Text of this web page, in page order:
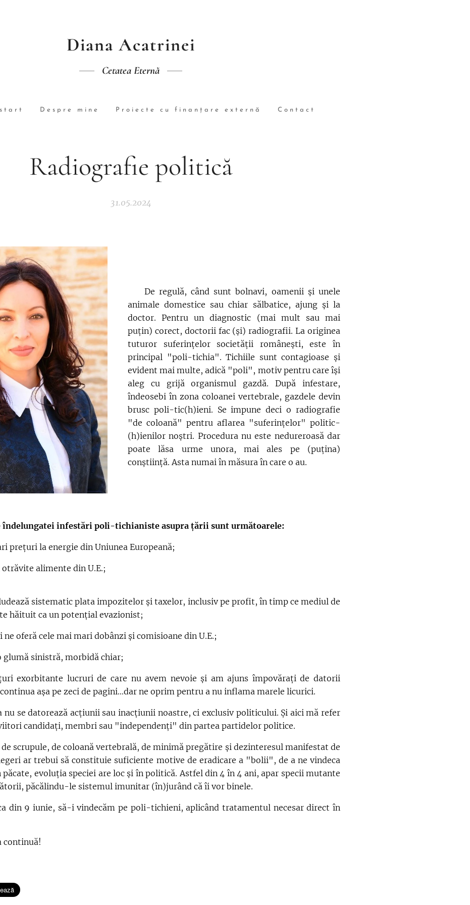
Diana Acatrinei
Cetatea Eternă
Despre mine Proiecte cu finanțare externă Contact
Radiografie politică
31.05.2024
De regulă, când sunt bolnavi, oamenii și unele
animale domestice sau chiar sălbatice, ajung și la
doctor. Pentru un diagnostic (mai mult sau mai
puțin) corect, doctorii fac (și) radiografii. La originea
tuturor suferințelor societății românești, este în
principal "poli-tichia". Tichiile sunt contagioase și
evident mai multe, adică "poli", motiv pentru care își
aleg cu grijă organismul gazdă. După infestare,
îndeosebi în zona coloanei vertebrale, gazdele devin
brusc poli-tic(h)ieni. Se impune deci o radiografie
"de coloană" pentru aflarea "suferințelor" politic-
(h)ienilor noștri. Procedura nu este nedureroasă dar
poate lăsa urme unora, mai ales pe (puțina)
conștiință. Asta numai în măsura în care o au.
îndelungatei infestări poli-tichianiste asupra țării sunt următoarele:
prețuri la energie din Uniunea Europeană;
otrăvite alimente din U.E.;
sistematic plata impozitelor și taxelor, inclusiv pe profit, în timp ce mediul de
hăituit ca un potențial evazionist;
ne oferă cele mai mari dobânzi și comisioane din U.E.;
glumă sinistră, morbidă chiar;
exorbitante lucruri de care nu avem nevoie și am ajuns împovărați de datorii
așa pe zeci de pagini...dar ne oprim pentru a nu inflama marele licurici.
datorează acțiunii sau inacțiunii noastre, ci exclusiv politicului. Și aici mă refer
candidați, membri sau "independenți" din partea partidelor politice.
de coloană vertebrală, de minimă pregătire și dezinteresul manifestat de
ar trebui să constituie suficiente motive de eradicare a "bolii", de a ne vindeca
evoluția speciei are loc și în politică. Astfel din 4 în 4 ani, apar specii mutante
păcălindu-le sistemul imunitar (în)jurând că îi vor binele.
9 iunie, să-i vindecăm pe poli-tichieni, aplicând tratamentul necesar direct în